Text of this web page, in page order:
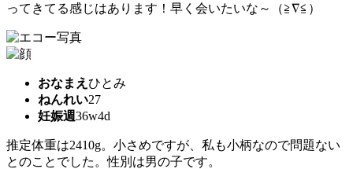
ってきてる感じはあります！早く会いたいな～（≧∇≦）
おなまえ ひとみ
ねんれい27
妊娠週36w4d
推定体重は2410g。小さめですが、私も小柄なので問題ない
とのことでした。性別は男の子です。